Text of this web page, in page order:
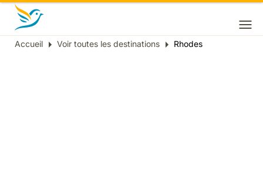
Fil
Accueil Voir toutes les destinations Rhodes